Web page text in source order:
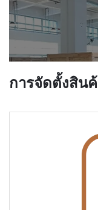
การจัดตั้งสิน